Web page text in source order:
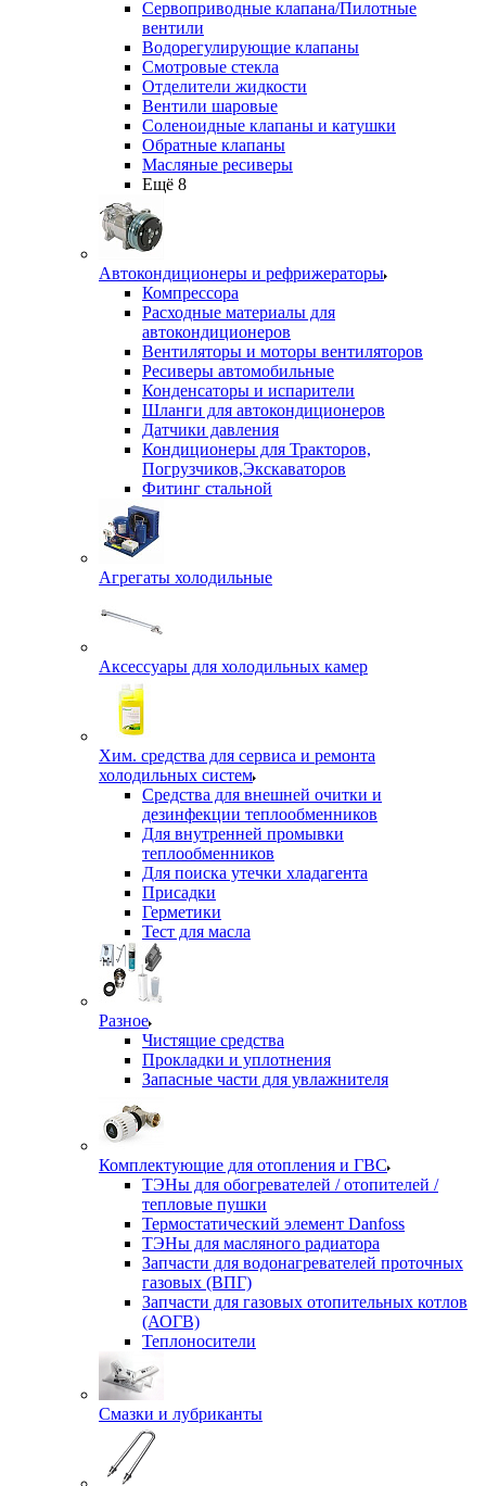
Сервоприводные клапана/Пилотные
вентили
Водорегулирующие клапаны
Смотровые стекла
Отделители жидкости
Вентили шаровые
Соленоидные клапаны и катушки
Обратные клапаны
Масляные ресиверы
Ещё 8
Автокондиционеры и рефрижераторы
Компрессора
Расходные материалы для
автокондиционеров
Вентиляторы и моторы вентиляторов
Ресиверы автомобильные
Конденсаторы и испарители
Шланги для автокондиционеров
Датчики давления
Кондиционеры для Тракторов,
Погрузчиков,Экскаваторов
Фитинг стальной
Агрегаты холодильные
Аксессуары для холодильных камер
Хим. средства для сервиса и ремонта
холодильных систем
Средства для внешней очитки и
дезинфекции теплообменников
Для внутренней промывки
теплообменников
Для поиска утечки хладагента
Присадки
Герметики
Тест для масла
Разное
Чистящие средства
Прокладки и уплотнения
Запасные части для увлажнителя
Комплектующие для отопления и ГВС
ТЭНы для обогревателей / отопителей /
тепловые пушки
Термостатический элемент Danfoss
ТЭНы для масляного радиатора
Запчасти для водонагревателей проточных
газовых (ВПГ)
Запчасти для газовых отопительных котлов
(АОГВ)
Теплоносители
Смазки и лубриканты